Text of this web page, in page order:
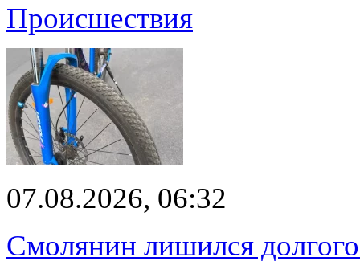
Происшествия
07.08.2026, 06:32
Смолянин лишился